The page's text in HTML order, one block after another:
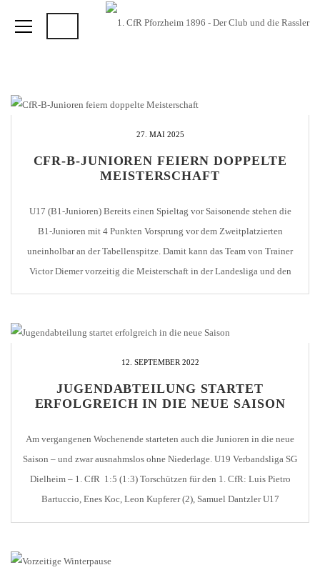
27. MAI 2025
CFR-B-JUNIOREN FEIERN DOPPELTE
MEISTERSCHAFT
U17 (B1-Junioren) Bereits einen Spieltag vor Saisonende stehen die
B1-Junioren mit 4 Punkten Vorsprung vor dem Zweitplatzierten
uneinholbar an der Tabellenspitze. Damit kann das Team von Trainer
Victor Diemer vorzeitig die Meisterschaft in der Landesliga und den
damit verbundenen Aufstieg in die Verbandsliga Baden feiern.
12. SEPTEMBER 2022
JUGENDABTEILUNG STARTET
ERFOLGREICH IN DIE NEUE SAISON
Am vergangenen Wochenende starteten auch die Junioren in die neue
Saison – und zwar ausnahmslos ohne Niederlage. U19 Verbandsliga SG
Dielheim – 1. CfR 1:5 (1:3) Torschützen für den 1. CfR: Luis Pietro
Bartuccio, Enes Koc, Leon Kupferer (2), Samuel Dantzler U17